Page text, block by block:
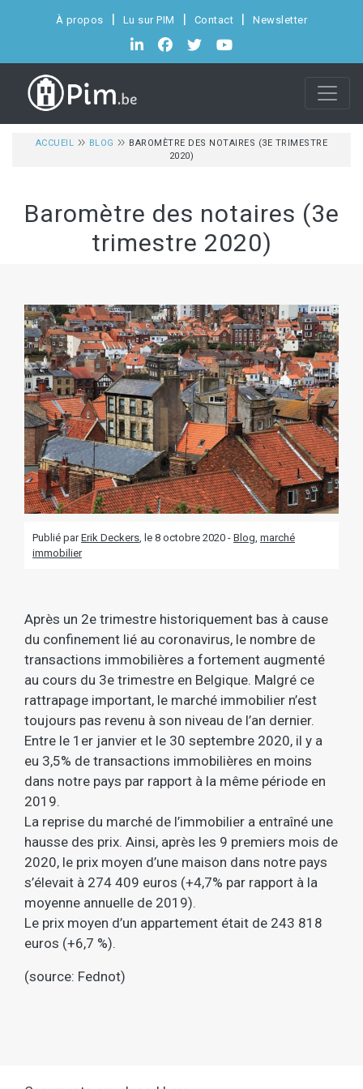
À propos Lu sur PIM Contact Newsletter
ACCUEIL BLOG
BAROMÈTRE DES NOTAIRES (3E TRIMESTRE
2020)
Baromètre des notaires (3e
trimestre 2020)
Publié parErik Deckers, le 8 octobre 2020 - Blog, marché
immobilier
Après un 2e trimestre historiquement bas à cause
du confinement lié au coronavirus, le nombre de
transactions immobilières a fortement augmenté
au cours du 3e trimestre en Belgique. Malgré ce
rattrapage important, le marché immobilier n’est
toujours pas revenu à son niveau de l’an dernier.
Entre le 1er janvier et le 30 septembre 2020, il y a
eu 3,5% de transactions immobilières en moins
dans notre pays par rapport à la même période en
2019.
La reprise du marché de l’immobilier a entraîné une
hausse des prix. Ainsi, après les 9 premiers mois de
2020, le prix moyen d’une maison dans notre pays
s’élevait à 274 409 euros (+4,7% par rapport à la
moyenne annuelle de 2019).
Le prix moyen d’un appartement était de 243 818
euros (+6,7 %).
(source: Fednot)